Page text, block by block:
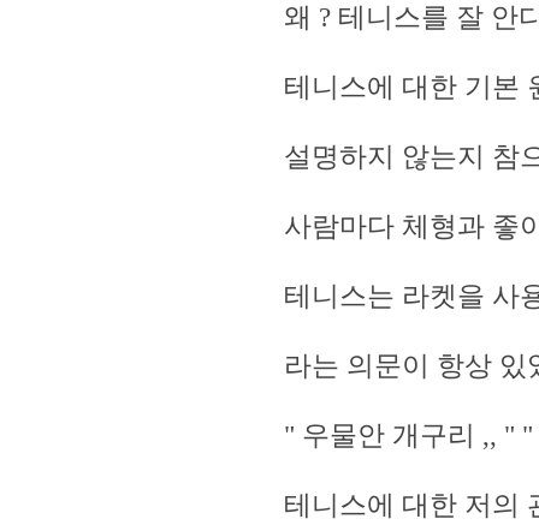
왜 ? 테니스를 잘 안
테니스에 대한 기본
설명하지 않는지 참
사람마다 체형과 좋
테니스는 라켓을 사
라는 의문이 항상 있
" 우물안 개구리 ,, "
테니스에 대한 저의